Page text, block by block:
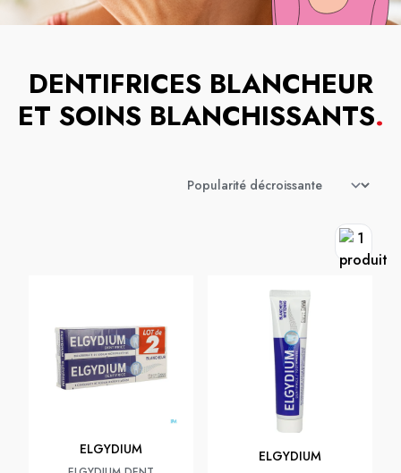
DENTIFRICES BLANCHEUR
ET SOINS BLANCHISSANTS.
ELGYDIUM ELGYDIUM